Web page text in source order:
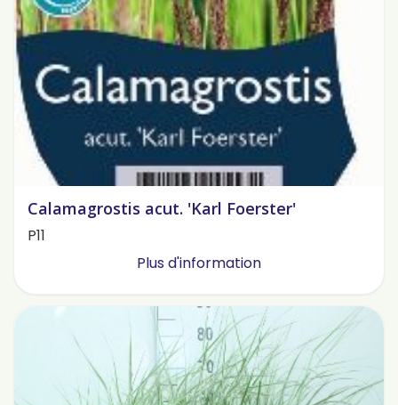
Calamagrostis acut. 'Karl Foerster'
P11
Plus d'information